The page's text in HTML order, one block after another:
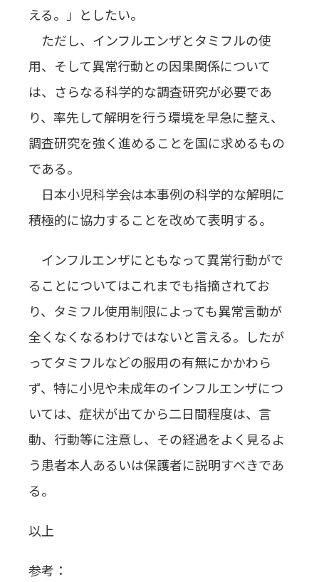
える。」としたい。
ただし、インフルエンザとタミフルの使
用、そして異常行動との因果関係について
は、さらなる科学的な調査研究が必要であ
り、率先して解明を行う環境を早急に整え、
調査研究を強く進めることを国に求めるもの
である。
日本小児科学会は本事例の科学的な解明に
積極的に協力することを改めて表明する。
インフルエンザにともなって異常行動がで
ることについてはこれまでも指摘されてお
り、タミフル使用制限によっても異常言動が
全くなくなるわけではないと言える。したが
ってタミフルなどの服用の有無にかかわら
ず、特に小児や未成年のインフルエンザにつ
いては、症状が出てから二日間程度は、言
動、行動等に注意し、その経過をよく見るよ
う患者本人あるいは保護者に説明すべきであ
る。
以上
参考：